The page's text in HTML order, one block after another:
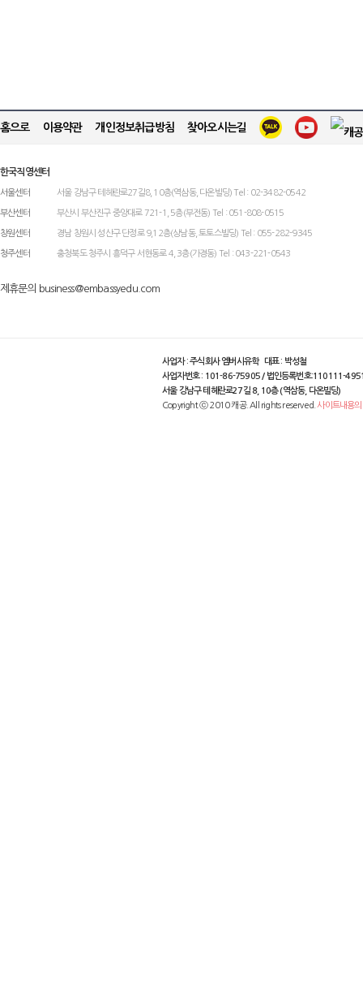
홈으로 이용약관 개인정보취급방침 찾아오시는길
한국직영센터
서울센터 서울 강남구 테헤란로27길8, 10층(역삼동, 다온빌딩) Tel : 02-3482-0542
부산센터 부산시 부산진구 중앙대로 721-1, 5층(부전동) Tel : 051-808-0515
창원센터 경남 창원시 성산구 단정로 9,12층(상남동, 토토스빌딩) Tel : 055-282-9345
청주센터 충청북도 청주시 흥덕구 서현동로 4, 3층(가경동) Tel : 043-221-0543
제휴문의 business@embassyedu.com
사업자 : 주식회사 엠버시유학 대표 : 박성철
사업자번호 : 101-86-75905 / 법인등록번호:110111-
서울 강남구 테헤란로27길 8, 10층 (역삼동, 다온빌딩)
Copyright ⓒ 2010 캐공. All rights reserved.사이트내용